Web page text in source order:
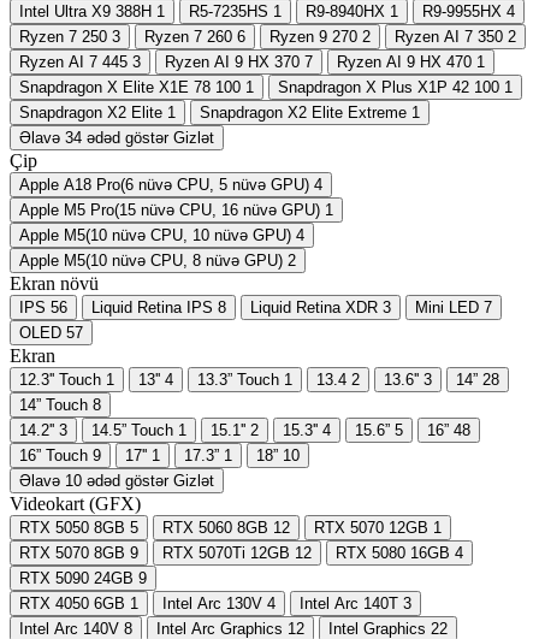
Intel Ultra X9 388H 1 R5-7235HS 1 R9-8940HX 1 R9-9955HX 4
Ryzen 7 250 3 Ryzen 7 260 6 Ryzen 9 270 2 Ryzen AI 7 350 2
Ryzen AI 7 445 3 Ryzen AI 9 HX 370 7 Ryzen AI 9 HX 470 1
Snapdragon X Elite X1E 78 100 1 Snapdragon X Plus X1P 42 100 1
Snapdragon X2 Elite 1 Snapdragon X2 Elite Extreme 1
Əlavə 34 ədəd göstər Gizlət
Çip
Apple A18 Pro(6 nüvə CPU, 5 nüvə GPU) 4
Apple M5 Pro(15 nüvə CPU, 16 nüvə GPU) 1
Apple M5(10 nüvə CPU, 10 nüvə GPU) 4
Apple M5(10 nüvə CPU, 8 nüvə GPU) 2
Ekran növü
IPS 56 Liquid Retina IPS 8 Liquid Retina XDR 3 Mini LED 7
OLED 57
Ekran
12.3'' Touch 1 13'' 4 13.3” Touch 1 13.4 2 13.6'' 3 14” 28
14” Touch 8
14.2'' 3 14.5” Touch 1 15.1'' 2 15.3'' 4 15.6” 5 16” 48
16” Touch 9 17'' 1 17.3” 1 18” 10
Əlavə 10 ədəd göstər Gizlət
Videokart (GFX)
RTX 5050 8GB 5 RTX 5060 8GB 12 RTX 5070 12GB 1
RTX 5070 8GB 9 RTX 5070Ti 12GB 12 RTX 5080 16GB 4
RTX 5090 24GB 9
RTX 4050 6GB 1 Intel Arc 130V 4 Intel Arc 140T 3
Intel Arc 140V 8 Intel Arc Graphics 12 Intel Graphics 22